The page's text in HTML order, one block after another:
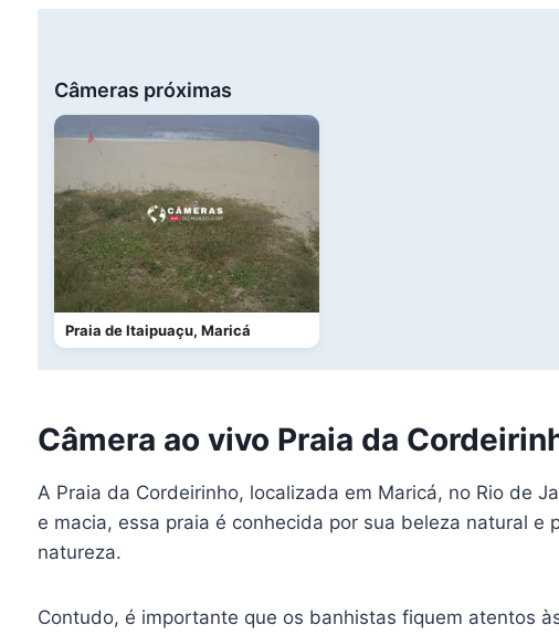
Câmeras próximas
Praia de Itaipuaçu, Maricá
Câmera ao vivo Praia da
A Praia da Cordeirinho, localizada em Maricá, no Rio de
e macia, essa praia é conhecida por sua beleza natural
natureza.
Contudo, é importante que os banhistas fiquem atentos